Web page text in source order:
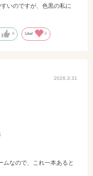
いのですが、色黒の私に
0 Like! 0
2026.3.31
なので、これ一本あると